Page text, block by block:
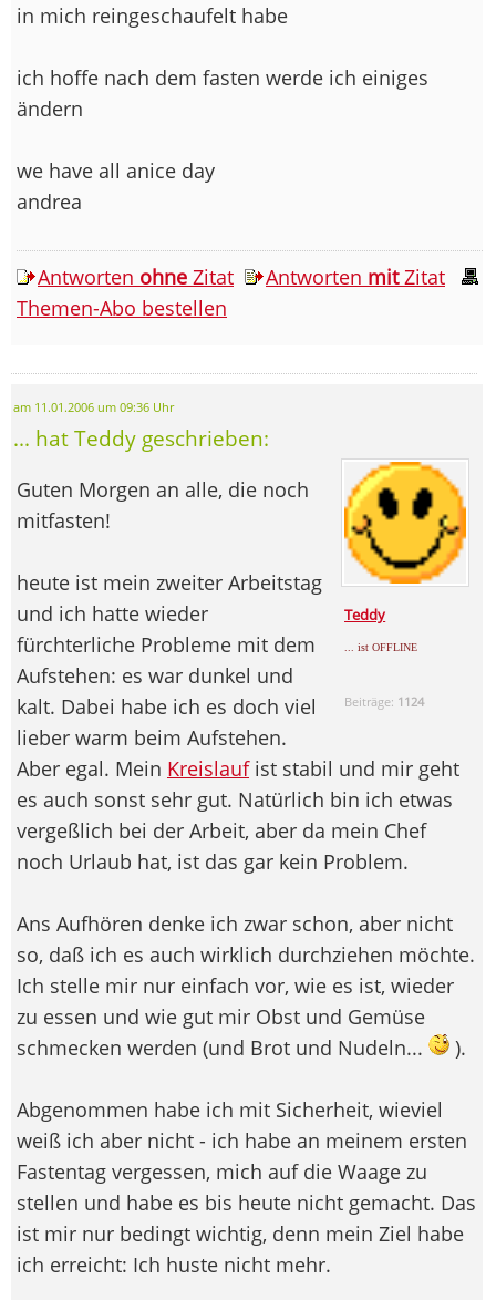
in mich reingeschaufelt habe
ich hoffe nach dem fasten werde ich einiges
ändern
we have all anice day
andrea
Antworten ohne Zitat Antworten mitZitat
Themen-Abo bestellen
am 11.01.2006 um 09:36 Uhr
... hat Teddy geschrieben:
Teddy
... ist OFFLINE
Beiträge: 1124
Guten Morgen an alle, die noch
mitfasten!
heute ist mein zweiter Arbeitstag
und ich hatte wieder
fürchterliche Probleme mit dem
Aufstehen: es war dunkel und
kalt. Dabei habe ich es doch viel
lieber warm beim Aufstehen.
Aber egal. Mein Kreislaufist stabil und mir geht
es auch sonst sehr gut. Natürlich bin ich etwas
vergeßlich bei der Arbeit, aber da mein Chef
noch Urlaub hat, ist das gar kein Problem.
Ans Aufhören denke ich zwar schon, aber nicht
so, daß ich es auch wirklich durchziehen möchte.
Ich stelle mir nur einfach vor, wie es ist, wieder
zu essen und wie gut mir Obst und Gemüse
schmecken werden (und Brot und Nudeln...
).
Abgenommen habe ich mit Sicherheit, wieviel
weiß ich aber nicht - ich habe an meinem ersten
Fastentag vergessen, mich auf die Waage zu
stellen und habe es bis heute nicht gemacht. Das
ist mir nur bedingt wichtig, denn mein Ziel habe
ich erreicht: Ich huste nicht mehr.